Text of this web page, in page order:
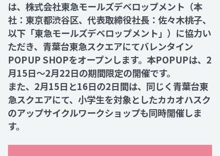
は、株式会社東急モールズデベロップメント（本
社：東京都渋谷区、代表取締役社長：佐々木桃子、
以下「東急モールズデベロップメント」）に協力い
ただき、青葉台東急スクエアにてバレンタイン
POPUP SHOPをオープンします。本POPUPは、2
月15日〜2月22日の期間限定の開催です。
また、2月15日と16日の2日間は、同じく青葉台東
急スクエアにて、小学生を対象としたカカオハスク
のアップサイクルワークショップも同時開催しま
す。